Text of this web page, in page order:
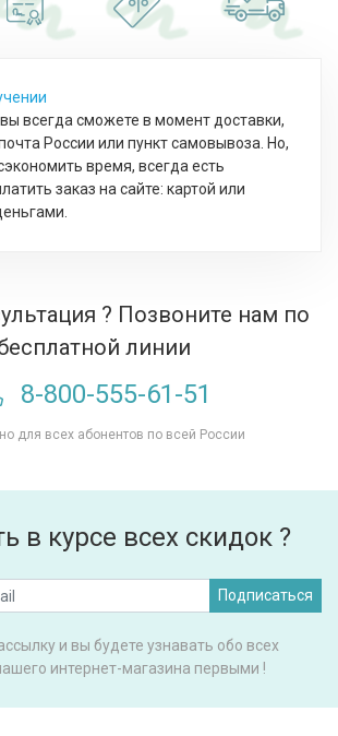
всегда сможете в момент доставки,
России или пункт самовывоза. Но,
время, всегда есть
заказ на сайте: картой или
? Позвоните нам по
линии
8-800-555-61-51
для всех абонентов по всей России
в курсе всех скидок ?
Подписаться
и вы будете узнавать обо всех
интернет-магазина первыми !